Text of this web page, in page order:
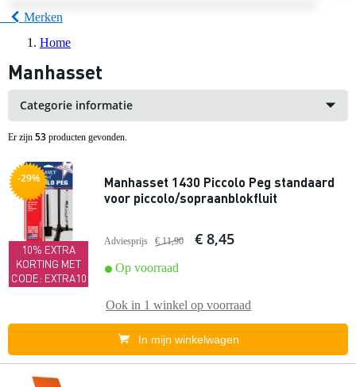
Merken
Home
Manhasset
Categorie informatie
Er zijn 53 producten gevonden.
-29%
10% EXTRA
KORTING MET
CODE: EXTRA10
Manhasset 1430 Piccolo Peg standaard
voor piccolo/sopraanblokfluit
Adviesprijs € 11,90 € 8,45
Op voorraad
Ook in 1 winkel op voorraad
In mijn winkelwagen